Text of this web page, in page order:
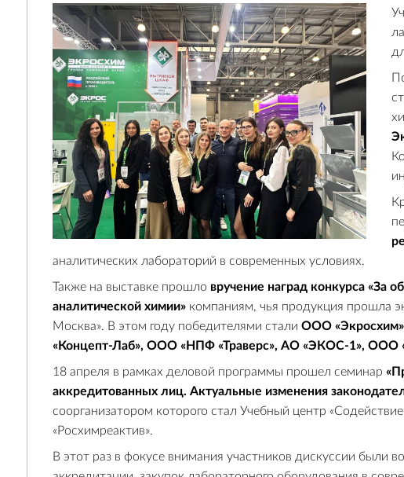
аналитических лабораторий в современных условиях.
Также на выставке прошло вручение наград конкурса «За
аналитической химии» компаниям, чья продукция прошла
Москва». В этом году победителями стали ООО
«Концепт-Лаб», ООО «НПФ «Траверс», АО «ЭКОС-1», ООО
18 апреля в рамках деловой программы прошел семинар
аккредитованных лиц. Актуальные изменения
соорганизатором которого стал Учебный центр
«Росхимреактив».
В этот раз в фокусе внимания участников дискуссии были